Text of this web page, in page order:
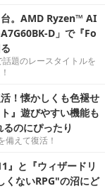
台。AMD Ryzen™ AI
D」で『Fo
題のレースタイトルを
！懐かしくも色褪せ
』遊びやすい機能も
のにぴったり
備えて復活！
』と『ウィザードリ
くないRPG"の沼にど